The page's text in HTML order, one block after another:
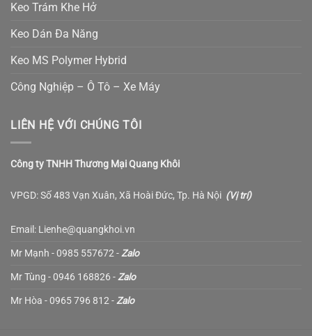
Keo Trám Khe Hở
Keo Dán Đa Năng
Keo MS Polymer Hybrid
Công Nghiệp – Ô Tô – Xe Máy
LIÊN HỆ VỚI CHÚNG TÔI
Công ty TNHH Thương Mại Quang Khôi
VPGD: Số 483 Vạn Xuân, Xã Hoài Đức, Tp. Hà Nội (Vị trí)
Email: Lienhe@quangkhoi.vn
Mr Mạnh - 0985 557672 - Zalo
Mr Tùng - 0946 168826 - Zalo
Mr Hòa - 0965 796 812 - Zalo